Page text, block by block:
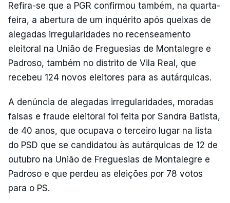
Refira-se que a PGR confirmou também, na quarta-
feira, a abertura de um inquérito após queixas de
alegadas irregularidades no recenseamento
eleitoral na União de Freguesias de Montalegre e
Padroso, também no distrito de Vila Real, que
recebeu 124 novos eleitores para as autárquicas.
A denúncia de alegadas irregularidades, moradas
falsas e fraude eleitoral foi feita por Sandra Batista,
de 40 anos, que ocupava o terceiro lugar na lista
do PSD que se candidatou às autárquicas de 12 de
outubro na União de Freguesias de Montalegre e
Padroso e que perdeu as eleições por 78 votos
para o PS.